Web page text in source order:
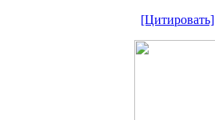
[Цитировать]